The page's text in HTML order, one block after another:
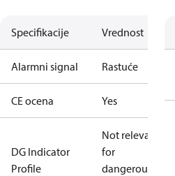
Specifikacije Vrednost
Alarmni signal Rastuće
CE ocena Yes
DG Indicator
Profile
Not relevant
for
dangerous